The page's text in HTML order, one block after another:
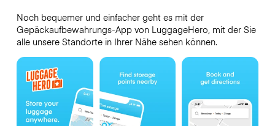
Noch bequemer und einfacher geht es mit der
Gepäckaufbewahrungs-App von LuggageHero, mit der Sie
alle unsere Standorte in Ihrer Nähe sehen können.